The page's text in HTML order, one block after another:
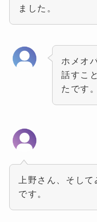
ました。
ホメオ
話すこ
たです。
上野さん、そし
です。